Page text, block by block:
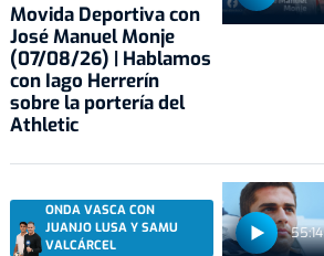
Movida Deportiva con
José Manuel Monje
(07/08/26) | Hablamos
con Iago Herrerín
sobre la portería del
Athletic
55:14
ONDA VASCA CON
JUANJO LUSA Y SAMU
VALCÁRCEL